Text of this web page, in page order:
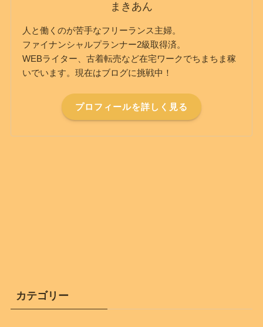
まきあん
人と働くのが苦手なフリーランス主婦。
ファイナンシャルプランナー2級取得済。
WEBライター、古着転売など在宅ワークでちまちま稼
いでいます。現在はブログに挑戦中！
プロフィールを詳しく見る
カテゴリー